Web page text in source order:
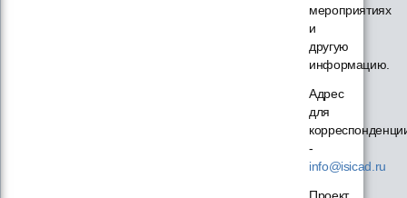
мероприятиях
и
другую
информацию.
Адрес
для
-
info@isicad.ru